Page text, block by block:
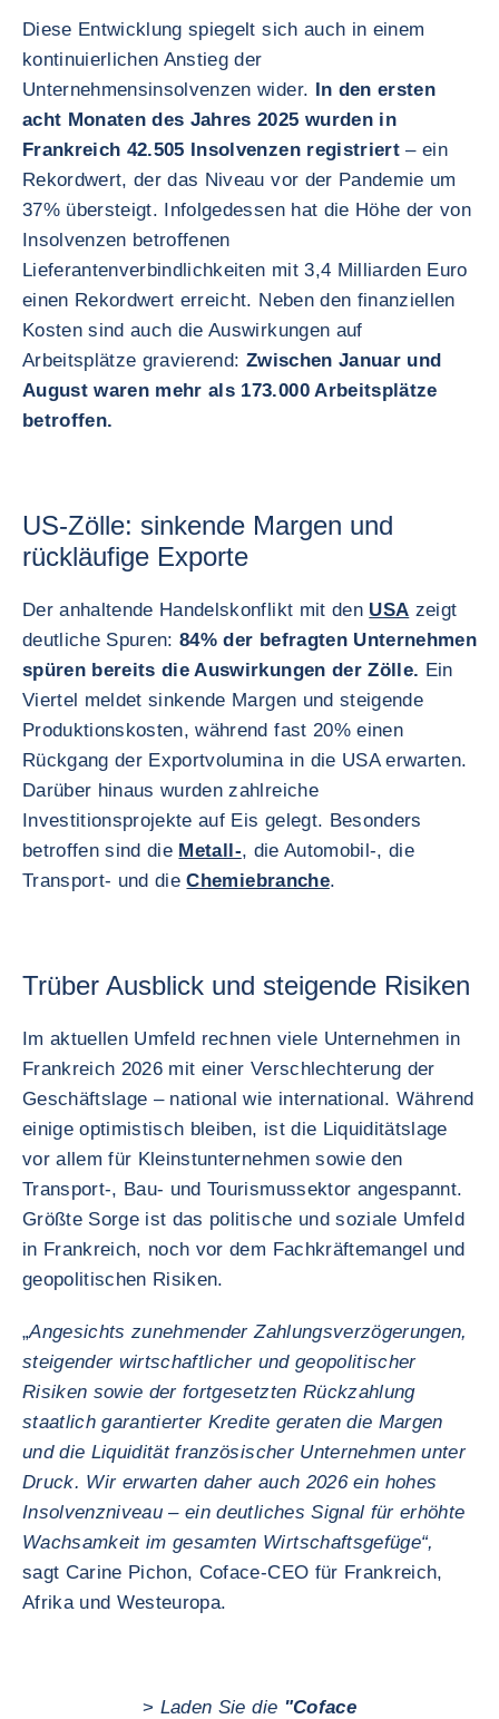
Diese Entwicklung spiegelt sich auch in einem
kontinuierlichen Anstieg der
Unternehmensinsolvenzen wider. In den ersten
acht Monaten des Jahres 2025 wurden in
Frankreich 42.505 Insolvenzen registriert– ein
Rekordwert, der das Niveau vor der Pandemie um
37% übersteigt. Infolgedessen hat die Höhe der von
Insolvenzen betroffenen
Lieferantenverbindlichkeiten mit 3,4 Milliarden Euro
einen Rekordwert erreicht. Neben den finanziellen
Kosten sind auch die Auswirkungen auf
Arbeitsplätze gravierend: Zwischen Januar und
August waren mehr als 173.000 Arbeitsplätze
betroffen.
US-Zölle: sinkende Margen und
rückläufige Exporte
Der anhaltende Handelskonflikt mit den USA zeigt
deutliche Spuren:84% der befragten Unternehmen
spüren bereits die Auswirkungen der Zölle. Ein
Viertel meldet sinkende Margen und steigende
Produktionskosten, während fast 20% einen
Rückgang der Exportvolumina in die USA erwarten.
Darüber hinaus wurden zahlreiche
Investitionsprojekte auf Eis gelegt. Besonders
betroffen sind die Metall-, die Automobil-, die
Transport- und dieChemiebranche.
Trüber Ausblick und steigende Risiken
Im aktuellen Umfeld rechnen viele Unternehmen in
Frankreich 2026 mit einer Verschlechterung der
Geschäftslage – national wie international. Während
einige optimistisch bleiben, ist die Liquiditätslage
vor allem für Kleinstunternehmen sowie den
Transport-, Bau- und Tourismussektor angespannt.
Größte Sorge ist das politische und soziale Umfeld
in Frankreich, noch vor dem Fachkräftemangel und
geopolitischen Risiken.
„Angesichts zunehmender Zahlungsverzögerungen,
steigender wirtschaftlicher und geopolitischer
Risiken sowie der fortgesetzten Rückzahlung
staatlich garantierter Kredite geraten die Margen
und die Liquidität französischer Unternehmen unter
Druck. Wir erwarten daher auch 2026 ein hohes
Insolvenzniveau – ein deutliches Signal für erhöhte
Wachsamkeit im gesamten Wirtschaftsgefüge“,
sagt Carine Pichon, Coface-CEO für Frankreich,
Afrika und Westeuropa.
> Laden Sie die "Coface